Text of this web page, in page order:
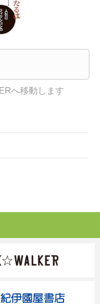
へ移動します